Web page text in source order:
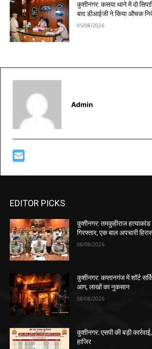
कुशीनगर: कसया थाने में दो
बाद डीआईजी ने किया औचक
05/08/2026
Admin
EDITOR PICKS
कुशीनगर: तमकुहीराज
गिरफ्तार, एक बाल अपचारी
08/08/2026
कुशीनगर: कप्तानगंज में शॉर्ट
आग, लाखों का नुकसान
08/08/2026
कुशीनगर: एसपी की बड़ी
हाजिर